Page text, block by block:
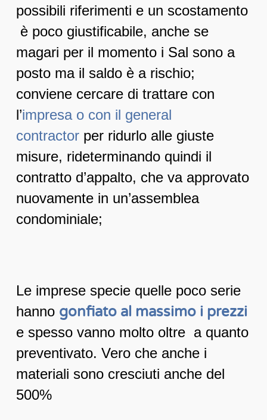
possibili riferimenti e un scostamento
è poco giustificabile, anche se
magari per il momento i Sal sono a
posto ma il saldo è a rischio;
conviene cercare di trattare con
l’impresa o con il general
contractorper ridurlo alle giuste
misure, rideterminando quindi il
contratto d’appalto, che va approvato
nuovamente in un’assemblea
condominiale;
Le imprese specie quelle poco serie
hanno gonfiato al massimo i prezzi
e spesso vanno molto oltre a quanto
preventivato. Vero che anche i
materiali sono cresciuti anche del
500%